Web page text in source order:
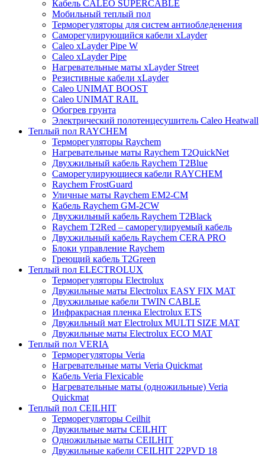
Кабель CALEO SUPERCABLE
Мобильный теплый пол
Терморегуляторы для систем антиобледенения
Саморегулирующийся кабели xLayder
Caleo xLayder Pipe W
Caleo xLayder Pipe
Нагревательные маты xLayder Street
Резистивные кабели xLayder
Caleo UNIMAT BOOST
Caleo UNIMAT RAIL
Обогрев грунта
Электрический полотенцесушитель Caleo Heatwall
Теплый пол RAYCHEM
Терморегуляторы Raychem
Нагревательные маты Raychem T2QuickNet
Двухжильный кабель Raychem T2Blue
Саморегулирующиеся кабели RAYCHEM
Raychem FrostGuard
Уличные маты Raychem EM2-CM
Кабель Raychem GM-2CW
Двухжильный кабель Raychem T2Black
Raychem T2Red – саморегулируемый кабель
Двухжильный кабель Raychem CERA PRO
Блоки управление Raychem
Греющий кабель T2Green
Теплый пол ELECTROLUX
Терморегуляторы Electrolux
Двужильные маты Electrolux EASY FIX MAT
Двухжильные кабели TWIN CABLE
Инфракрасная пленка Electrolux ETS
Двужильный мат Electrolux MULTI SIZE MAT
Двужильные маты Electrolux ECO MAT
Теплый пол VERIA
Терморегуляторы Veria
Нагревательные маты Veria Quickmat
Кабель Veria Flexicable
Нагревательные маты (одножильные) Veria
Quickmat
Теплый пол CEILHIT
Терморегуляторы Ceilhit
Двужильные маты CEILHIT
Одножильные маты CEILHIT
Двужильные кабели CEILHIT 22PVD 18